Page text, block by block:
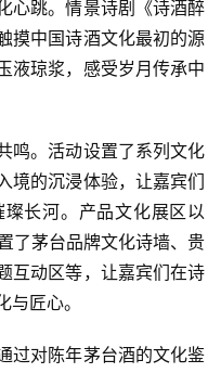
册
心跳。情景诗剧《诗酒醉
摸中国诗酒文化最初的源
液琼浆，感受岁月传承中
鸣。活动设置了系列文化
境的沉浸体验，让嘉宾们
长河。产品文化展区以
了茅台品牌文化诗墙、贵
互动区等，让嘉宾们在诗
匠心。
过对陈年茅台酒的文化鉴